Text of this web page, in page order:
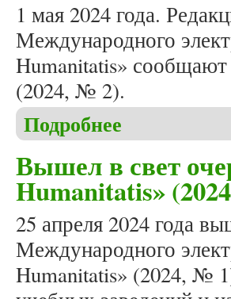
1 мая 2024 года.
Международного
Humanitatis»
(2024, № 2).
Подробнее
Вышел в свет
Humanitatis»
25 апреля 2024 года
Международного
Humanitatis» (2024, №